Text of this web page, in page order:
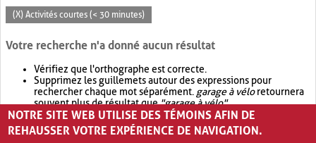
(X) Activités courtes (< 30 minutes)
Votre recherche n'a donné aucun résultat
Vérifiez que l'orthographe est correcte.
Supprimez les guillemets autour des expressions pour
rechercher chaque mot séparément. garage à véloretournera
souvent plus de résultat que"garage à vélo".
Envisagez d'élargir votre recherche avec OR.garage OR vélo
retournera souvent plus de résultat quegarage à vélo
NOTRE SITE WEB UTILISE DES TÉMOINS AFIN DE
REHAUSSER VOTRE EXPÉRIENCE DE NAVIGATION.